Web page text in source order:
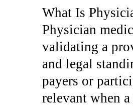
What Is
Physician
validating a
and legal
payers or
relevant when